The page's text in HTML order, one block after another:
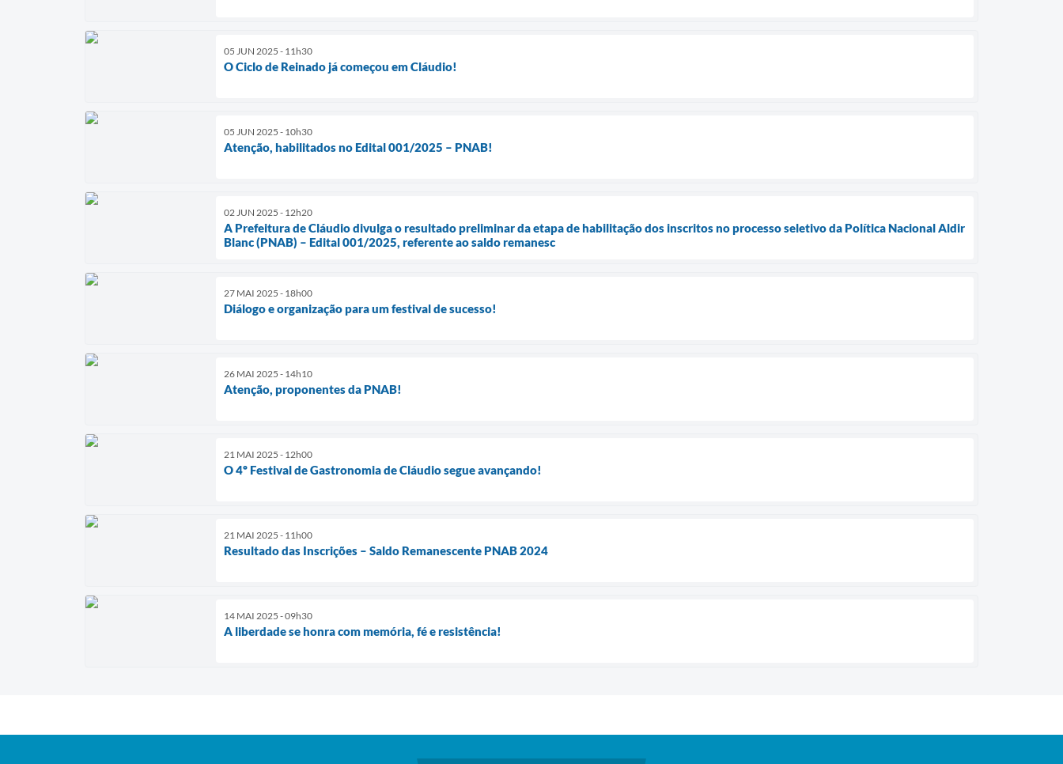
05 JUN 2025 - 11h30
O Ciclo de Reinado já começou em Cláudio!
05 JUN 2025 - 10h30
Atenção, habilitados no Edital 001/2025 – PNAB!
02 JUN 2025 - 12h20
A Prefeitura de Cláudio divulga o resultado preliminar da etapa de habilitação dos inscritos no processo seletivo da Política Nacional Aldir
Blanc (PNAB) – Edital 001/2025, referente ao saldo remanesc
27 MAI 2025 - 18h00
Diálogo e organização para um festival de sucesso!
26 MAI 2025 - 14h10
Atenção, proponentes da PNAB!
21 MAI 2025 - 12h00
O 4º Festival de Gastronomia de Cláudio segue avançando!
21 MAI 2025 - 11h00
Resultado das Inscrições – Saldo Remanescente PNAB 2024
14 MAI 2025 - 09h30
A liberdade se honra com memória, fé e resistência!